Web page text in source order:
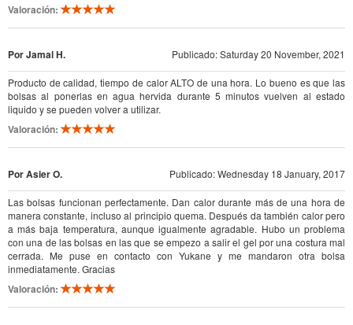
Valoración:
Por Jamal H. Publicado: Saturday 20 November, 2021
Producto de calidad, tiempo de calor ALTO de una hora. Lo bueno es que las
bolsas al ponerlas en agua hervida durante 5 minutos vuelven al estado
liquido y se pueden volver a utilizar.
Valoración:
Por Asier O. Publicado: Wednesday 18 January, 2017
Las bolsas funcionan perfectamente. Dan calor durante más de una hora de
manera constante, incluso al principio quema. Después da también calor pero
a más baja temperatura, aunque igualmente agradable. Hubo un problema
con una de las bolsas en las que se empezo a salir el gel por una costura mal
cerrada. Me puse en contacto con Yukane y me mandaron otra bolsa
inmediatamente. Gracias
Valoración: